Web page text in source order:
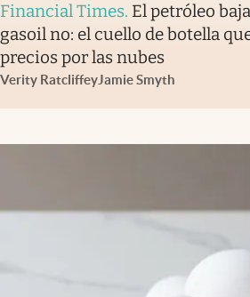
Financial Times. El petróleo
gasoil no: el cuello de botella
precios por las nubes
Verity RatcliffeyJamie Smyth